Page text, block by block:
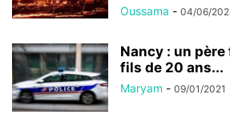
Oussama - 04/06/
Nancy : un
fils de 20 ans...
Maryam - 09/01/2021